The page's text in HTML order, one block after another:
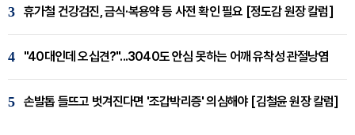
3 휴가철 건강검진, 금식·복용약 등 사전 확인 필요 [정도감 원장 칼럼]
4 "40대인데 오십견?"...3040도 안심 못하는 어깨 유착성 관절낭염
5 손발톱 들뜨고 벗겨진다면 '조갑박리증' 의심해야 [김철윤 원장 칼럼]